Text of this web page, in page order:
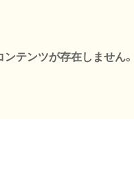
テンツが存在しません。